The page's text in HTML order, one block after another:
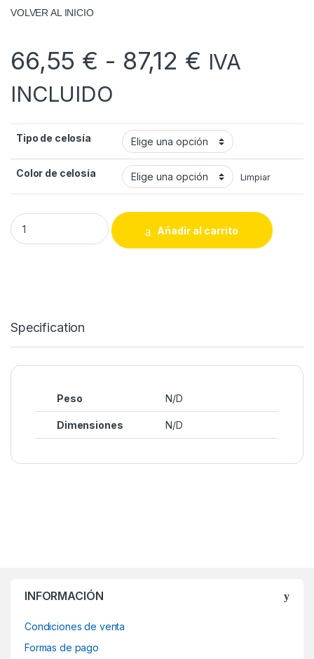
VOLVER AL INICIO
66,55 € - 87,12 € Rango
IVA
INCLUIDO
Tipo de celosía
Color de celosía Limpiar
Celosías de jardín quantity
Añadir al carrito
Specification
Peso N/D
Dimensiones N/D
INFORMACIÓN
Condiciones de venta
Formas de pago